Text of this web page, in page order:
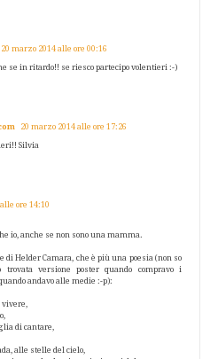
20 marzo 2014 alle ore 00:16
se in ritardo!! se riesco partecipo volentieri :-)
20 marzo 2014 alle ore 17:26
Silvia
ore 14:10
io, anche se non sono una mamma.
di Helder Camara, che è più una poesia (non so
versione poster quando compravo i
andavo alle medie :-p):
di cantare,
alle stelle del cielo,